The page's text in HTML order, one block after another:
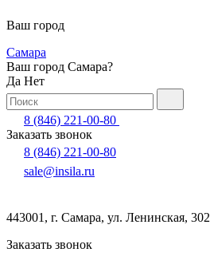
Ваш город
Самара
Ваш город Самара?
Да Нет
8 (846) 221-00-80
Заказать звонок
8 (846) 221-00-80
sale@insila.ru
443001, г. Самара, ул. Ленинская, 302
Заказать звонок